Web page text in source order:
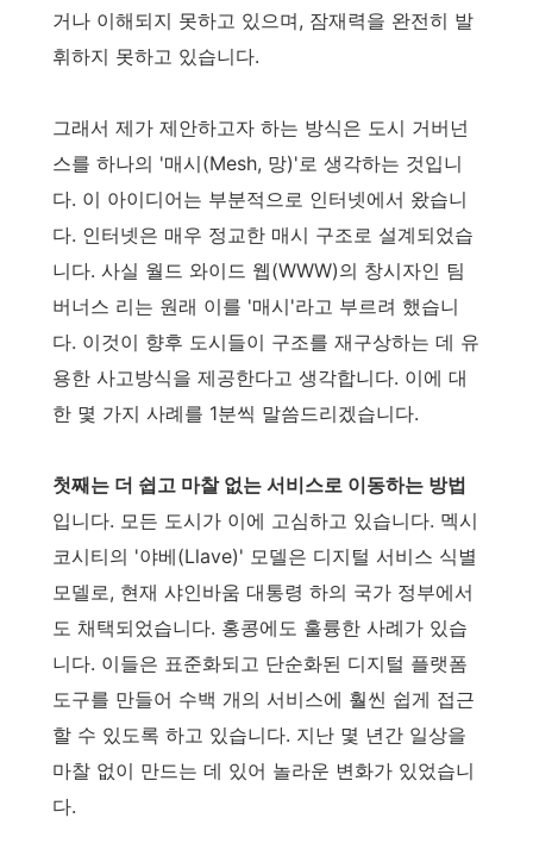
거나 이해되지 못하고 있으며, 잠재력을 완전히 발
휘하지 못하고 있습니다.
그래서 제가 제안하고자 하는 방식은 도시 거버넌
스를 하나의 '매시(Mesh, 망)'로 생각하는 것입니
다. 이 아이디어는 부분적으로 인터넷에서 왔습니
다. 인터넷은 매우 정교한 매시 구조로 설계되었습
니다. 사실 월드 와이드 웹(WWW)의 창시자인 팀
버너스 리는 원래 이를 '매시'라고 부르려 했습니
다. 이것이 향후 도시들이 구조를 재구상하는 데 유
용한 사고방식을 제공한다고 생각합니다. 이에 대
한 몇 가지 사례를 1분씩 말씀드리겠습니다.
첫째는 더 쉽고 마찰 없는 서비스로 이동하는 방법
입니다. 모든 도시가 이에 고심하고 있습니다. 멕시
코시티의 '야베(Llave)' 모델은 디지털 서비스 식별
모델로, 현재 샤인바움 대통령 하의 국가 정부에서
도 채택되었습니다. 홍콩에도 훌륭한 사례가 있습
니다. 이들은 표준화되고 단순화된 디지털 플랫폼
도구를 만들어 수백 개의 서비스에 훨씬 쉽게 접근
할 수 있도록 하고 있습니다. 지난 몇 년간 일상을
마찰 없이 만드는 데 있어 놀라운 변화가 있었습니
다.